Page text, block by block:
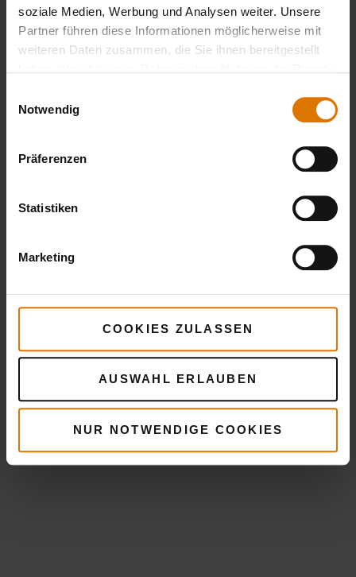
soziale Medien, Werbung und Analysen weiter. Unsere
Partner führen diese Informationen möglicherweise mit
weiteren Daten zusammen, die Sie ihnen bereitgestellt
Notwendig
Präferenzen
Statistiken
Marketing
COOKIES ZULASSEN
AUSWAHL ERLAUBEN
NUR NOTWENDIGE COOKIES
Premium-Grillhandschuhe
Empfohlenes Zubehör